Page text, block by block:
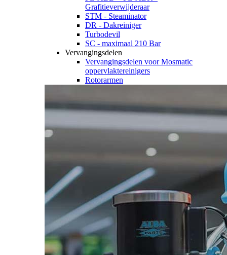
Grafitieverwijderaar
STM - Steaminator
DR - Dakreiniger
Turbodevil
SC - maximaal 210 Bar
Vervangingsdelen
Vervangingsdelen voor Mosmatic
oppervlaktereinigers
Rotorarmen